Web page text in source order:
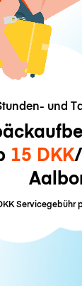
und
15 DKK
Servicegebühr